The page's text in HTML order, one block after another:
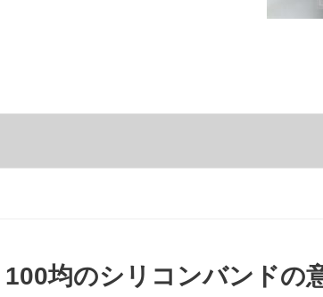
100均のシリコンバンドの